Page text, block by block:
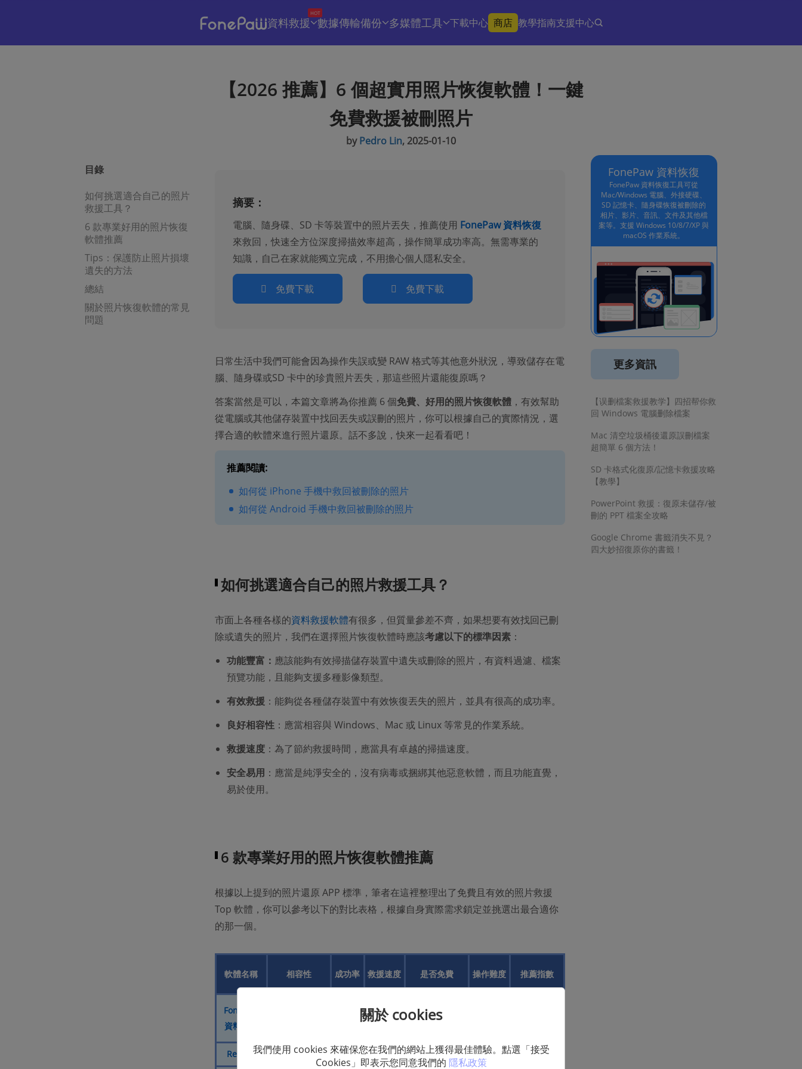
資料救援
HOT
數據傳輸備份 多媒體工具 下載中心 商店 教學指南支援中心
【2026 推薦】6 個超實用照片恢復軟體！一鍵
免費救援被刪照片
byPedro Lin, 2025-01-10
目錄
如何挑選適合自己的照片
救援工具？
6 款專業好用的照片恢復
軟體推薦
Tips：保護防止照片損壞
遺失的方法
總結
關於照片恢復軟體的常見
問題
摘要：
電腦、隨身碟、SD 卡等裝置中的照片丟失，推薦使用 FonePaw 資料恢復
來救回，快速全方位深度掃描效率超高，操作簡單成功率高。無需專業的
知識，自己在家就能獨立完成，不用擔心個人隱私安全。
免費下載 免費下載
日常生活中我們可能會因為操作失誤或變 RAW 格式等其他意外狀況，導致儲存在電
腦、隨身碟或SD 卡中的珍貴照片丟失，那這些照片還能復原嗎？
答案當然是可以，本篇文章將為你推薦 6 個免費、好用的照片恢復軟體，有效幫助
從電腦或其他儲存裝置中找回丟失或誤刪的照片，你可以根據自己的實際情況，選
擇合適的軟體來進行照片還原。話不多說，快來一起看看吧！
推薦閱讀:
如何從 iPhone 手機中救回被刪除的照片
如何從 Android 手機中救回被刪除的照片
如何挑選適合自己的照片救援工具？
市面上各種各樣的資料救援軟體有很多，但質量參差不齊，如果想要有效找回已刪
除或遺失的照片，我們在選擇照片恢復軟體時應該考慮以下的標準因素：
功能豐富： 應該能夠有效掃描儲存裝置中遺失或刪除的照片，有資料過濾、檔案
預覽功能，且能夠支援多種影像類型。
有效救援 ：能夠從各種儲存裝置中有效恢復丟失的照片，並具有很高的成功率。
良好相容性：應當相容與 Windows、Mac 或 Linux 等常見的作業系統。
救援速度：為了節約救援時間，應當具有卓越的掃描速度。
安全易用 ：應當是純淨安全的，沒有病毒或捆綁其他惡意軟體，而且功能直覺，
易於使用。
6 款專業好用的照片恢復軟體推薦
根據以上提到的照片還原 APP 標準，筆者在這裡整理出了免費且有效的照片救援
Top 軟體，你可以參考以下的對比表格，根據自身實際需求鎖定並挑選出最合適你
的那一個。
軟體名稱 相容性 成功率 救援速度 是否免費 操作難度 推薦指數
FonePaw
資料恢復
超快 免費掃描預覽
Recuva Windows 一般 較快 部分功能免费 簡單
⭐⭐⭐
FonePaw 資料恢復
FonePaw 資料恢復工具可從
Mac/Windows 電腦、外接硬碟、
SD 記憶卡、隨身碟恢復被刪除的
相片、影片、音訊、文件及其他檔
案等。支援 Windows 10/8/7/XP 與
macOS 作業系統。
更多資訊
【误删檔案救援教学】四招帮你救
回 Windows 電腦删除檔案
Mac 清空垃圾桶後還原誤刪檔案
超簡單 6 個方法！
SD 卡格式化復原/記憶卡救援攻略
【教學】
PowerPoint 救援：復原未儲存/被
刪的 PPT 檔案全攻略
Google Chrome 書籤消失不見？
四大妙招復原你的書籤！
關於 cookies
我們使用 cookies 來確保您在我們的網站上獲得最佳體驗。點選「接受
Cookies」即表示您同意我們的 隱私政策